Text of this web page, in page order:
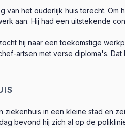
van het ouderlijk huis terecht. Om
aan. Hij had een uitstekende
hij naar een toekomstige
artsen met verse diploma's.
ziekenhuis in een kleine stad en
bevond hij zich al op de